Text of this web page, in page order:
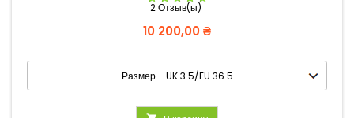
2 Отзыв(ы)
Цена
10 200,00 ₴